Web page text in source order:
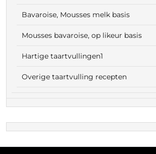
Bavaroise, Mousses melk basis
Mousses bavaroise, op likeur basis
Hartige taartvullingen1
Overige taartvulling recepten